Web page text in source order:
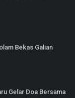
Bekas Galian
Gelar Doa Bersama